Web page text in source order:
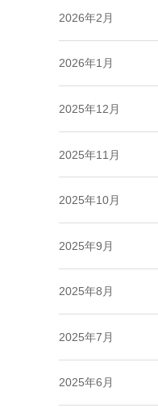
2026年2月
2026年1月
2025年12月
2025年11月
2025年10月
2025年9月
2025年8月
2025年7月
2025年6月